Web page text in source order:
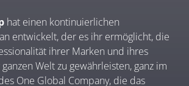
hat einen kontinuierlichen
entwickelt, der es ihr ermöglicht, die
ihrer Marken und ihres
Welt zu gewährleisten, ganz im
One Global Company, die das